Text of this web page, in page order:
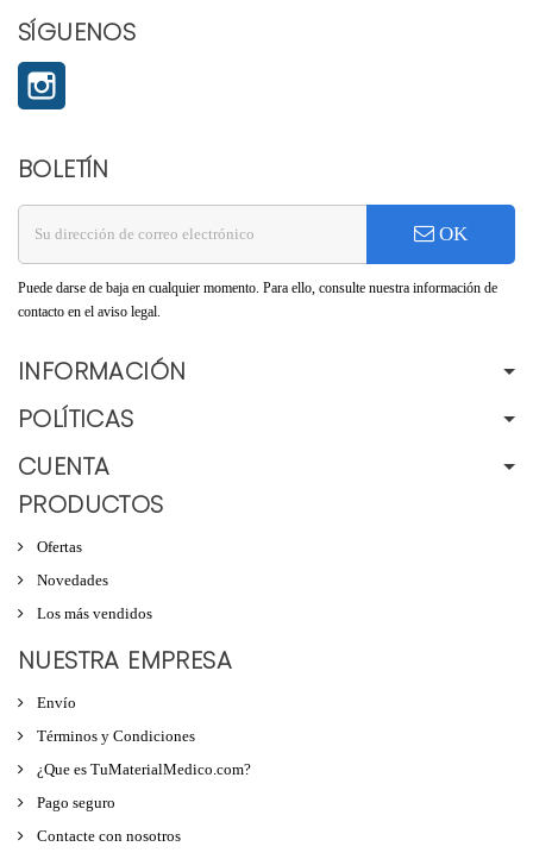
SÍGUENOS
BOLETÍN
OK
Puede darse de baja en cualquier momento. Para ello, consulte nuestra información de
contacto en el aviso legal.
INFORMACIÓN
POLÍTICAS
CUENTA
PRODUCTOS
Ofertas
Novedades
Los más vendidos
NUESTRA EMPRESA
Envío
Términos y Condiciones
¿Que es TuMaterialMedico.com?
Pago seguro
Contacte con nosotros